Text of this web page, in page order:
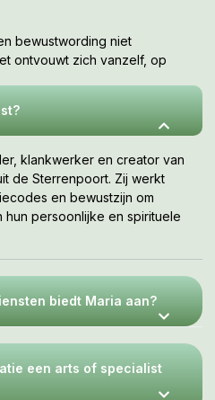
bewustwording niet
ontvouwt zich vanzelf, op
klankwerker en creator van
de Sterrenpoort. Zij werkt
en bewustzijn om
hun persoonlijke en spirituele
biedt Maria aan?
een arts of specialist